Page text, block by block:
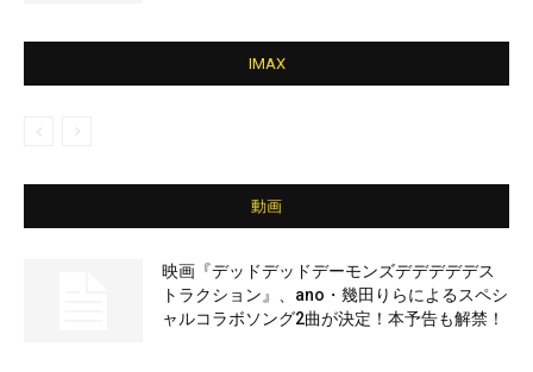
IMAX
動画
映画『デッドデッドデーモンズデデデデデス
トラクション』、ano・幾田りらによるスペシ
ャルコラボソング2曲が決定！本予告も解禁！